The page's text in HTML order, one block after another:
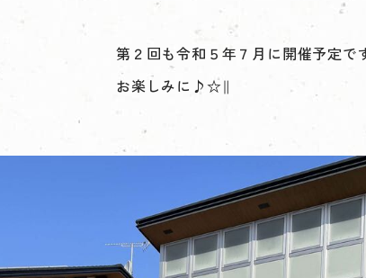
第２回も令和５年７月に開催予定で
お楽しみに♪☆∥